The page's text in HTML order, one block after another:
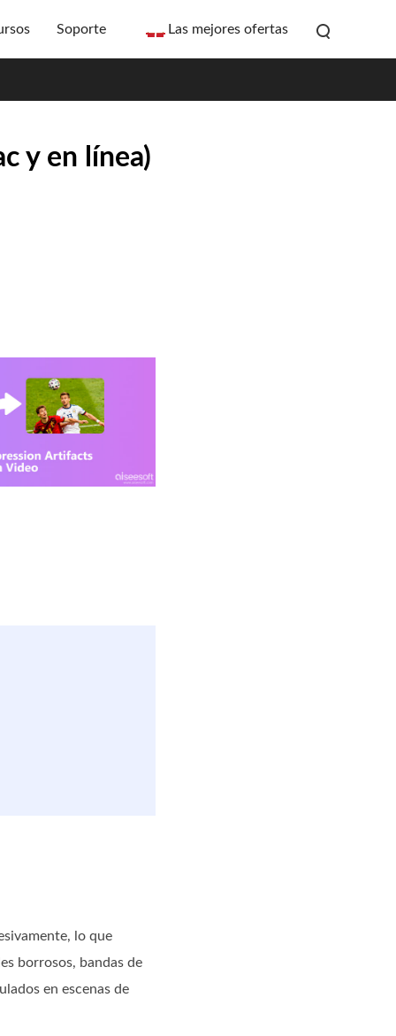
Soporte Las mejores ofertas
y en línea)
lo que
borrosos, bandas de
en escenas de